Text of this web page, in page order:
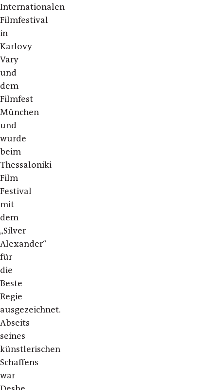
Internationalen
Filmfestival
in
Karlovy
Vary
und
dem
Filmfest
München
und
wurde
beim
Thessaloniki
Film
Festival
mit
dem
„Silver
Alexander“
für
die
Beste
Regie
ausgezeichnet.
Abseits
seines
künstlerischen
Schaffens
war